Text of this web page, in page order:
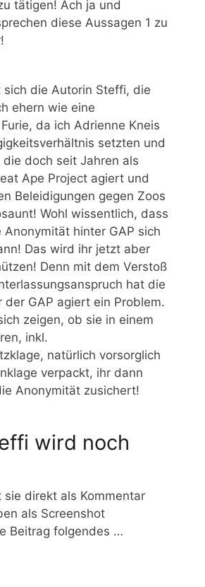
tätigen! Ach ja und
diese Aussagen 1 zu
die Autorin Steffi, die
ehern wie eine
da ich Adrienne Kneis
setzten und
die doch seit Jahren als
Ape Project agiert und
Beleidigungen gegen Zoos
Wohl wissentlich, dass
Anonymität hinter GAP sich
Das wird ihr jetzt aber
Denn mit dem Verstoß
hat die
der GAP agiert ein Problem.
zeigen, ob sie in einem
inkl.
natürlich vorsorglich
verpackt, ihr dann
Anonymität zusichert!
wird noch
sie direkt als Kommentar
als Screenshot
Beitrag folgendes …